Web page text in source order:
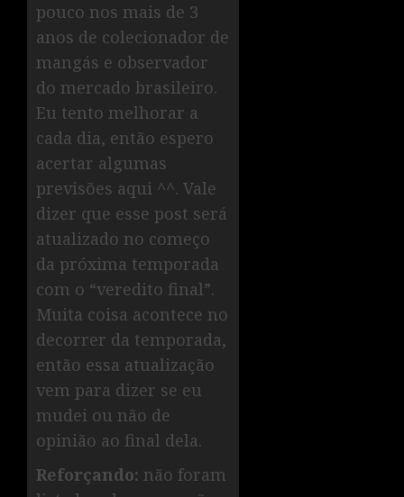
pouco nos mais de 3
anos de colecionador de
mangás e observador
do mercado brasileiro.
Eu tento melhorar a
cada dia, então espero
acertar algumas
previsões aqui ^^. Vale
dizer que esse post será
atualizado no começo
da próxima temporada
com o “veredito final”.
Muita coisa acontece no
decorrer da temporada,
então essa atualização
vem para dizer se eu
mudei ou não de
opinião ao final dela.
Reforçando: não foram